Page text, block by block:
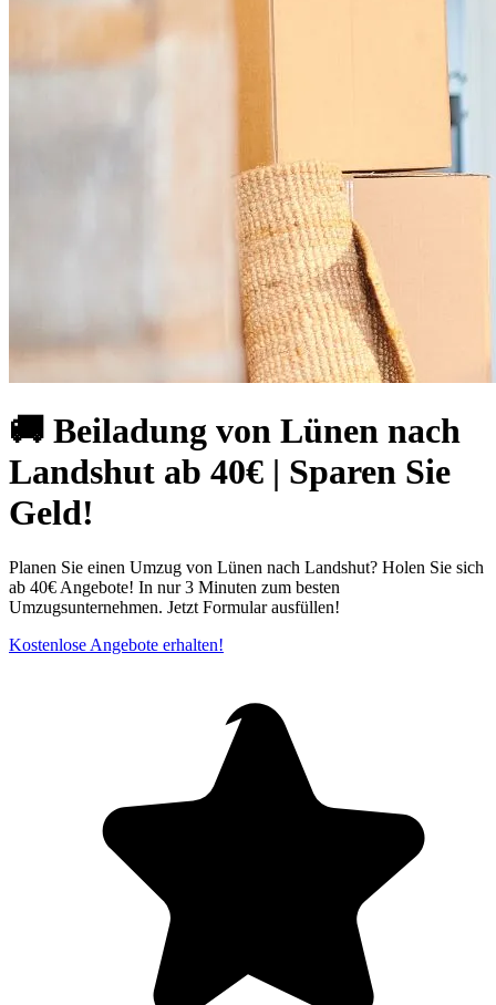
🚚 Beiladung von Lünen nach
Landshut ab 40€ | Sparen Sie
Geld!
Planen Sie einen Umzug von Lünen nach Landshut? Holen Sie sich
ab 40€ Angebote! In nur 3 Minuten zum besten
Umzugsunternehmen. Jetzt Formular ausfüllen!
Kostenlose Angebote erhalten!